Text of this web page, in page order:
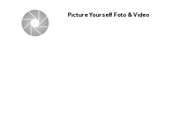
Picture Yourself Foto & Video